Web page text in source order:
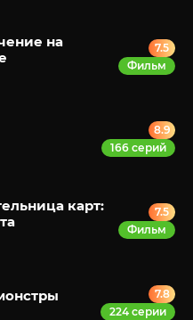
на
7.5
Фильм
8.9
166 серий
карт:
7.5
Фильм
7.8
224 серии